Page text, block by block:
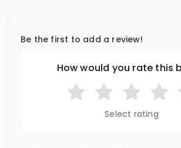
Be the first to add a review!
How would you rate this
Select rating